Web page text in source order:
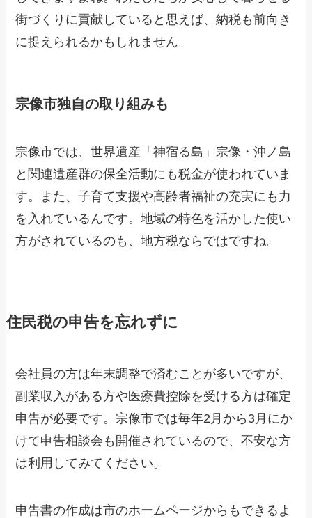
街づくりに貢献していると思えば、納税も前向き
に捉えられるかもしれません。
宗像市独自の取り組みも
宗像市では、世界遺産「神宿る島」宗像・沖ノ島
と関連遺産群の保全活動にも税金が使われていま
す。また、子育て支援や高齢者福祉の充実にも力
を入れているんです。地域の特色を活かした使い
方がされているのも、地方税ならではですね。
住民税の申告を忘れずに
会社員の方は年末調整で済むことが多いですが、
副業収入がある方や医療費控除を受ける方は確定
申告が必要です。宗像市では毎年2月から3月にか
けて申告相談会も開催されているので、不安な方
は利用してみてください。
申告書の作成は市のホームページからもできるよ